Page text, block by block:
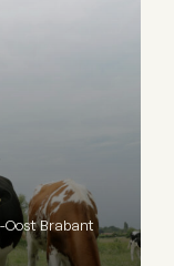
Oost Brabant